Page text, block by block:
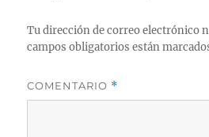
Tu dirección de correo electrónico
campos obligatorios están
COMENTARIO *